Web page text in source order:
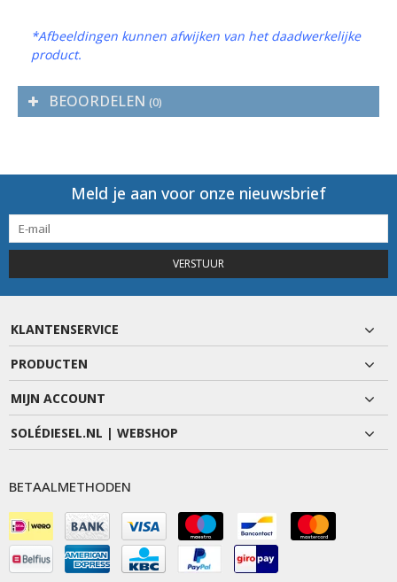
*Afbeeldingen kunnen afwijken van het daadwerkelijke
product.
BEOORDELEN (0)
Meld je aan voor onze nieuwsbrief
VERSTUUR
KLANTENSERVICE
PRODUCTEN
MIJN ACCOUNT
SOLÉDIESEL.NL | WEBSHOP
BETAALMETHODEN